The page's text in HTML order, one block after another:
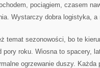
pociągiem, czasem
Wystarczy dobra logistyka,
temat sezonowości, bo te
pory roku. Wiosna to spacery,
ogrzewanie duszy. Każda